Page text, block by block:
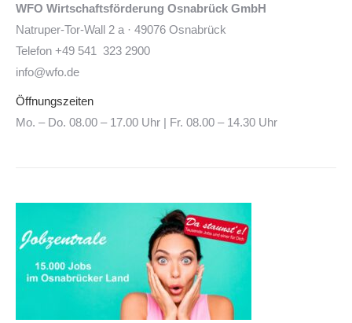
WFO Wirtschaftsförderung Osnabrück GmbH
Natruper-Tor-Wall 2 a · 49076 Osnabrück
Telefon +49 541 323 2900
info@wfo.de
Öffnungszeiten
Mo. – Do. 08.00 – 17.00 Uhr | Fr. 08.00 – 14.30 Uhr